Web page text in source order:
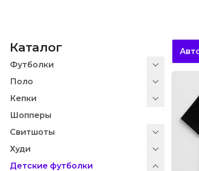
Каталог
Футболки
Поло
Кепки
Шопперы
Свитшоты
Худи
Детские футболки